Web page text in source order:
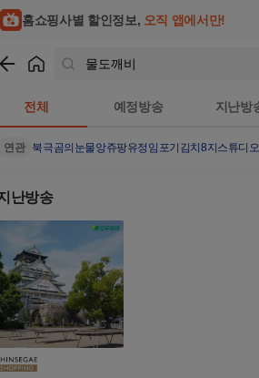
홈쇼핑사별 할인정보, 오직 앱에서만!
전체 예정방송 지난방
연관 북극곰의눈물앙쥬팡유정임포기김치8지스튜디
난방송